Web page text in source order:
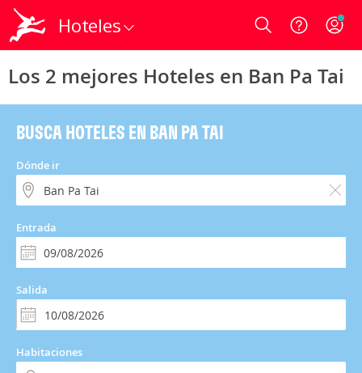
Hoteles Login
Los 2 mejores Hoteles en Ban Pa Tai
BUSCA HOTELES EN BAN PA TAI
Dónde ir
Entrada
Salida
Habitaciones